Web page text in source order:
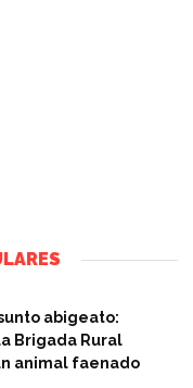
abigeato:
Brigada Rural
animal faenado